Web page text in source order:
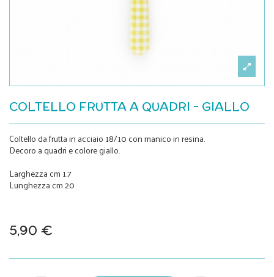
COLTELLO FRUTTA A QUADRI - GIALLO
Coltello da frutta in acciaio 18/10 con manico in resina.
Decoro a quadri e colore giallo.
Larghezza cm 1.7
Lunghezza cm 20
5,90 €